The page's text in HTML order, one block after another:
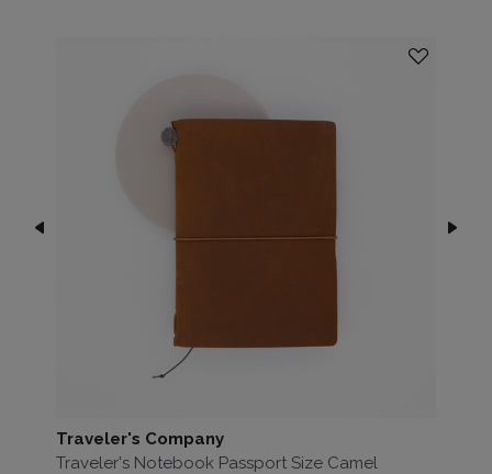
Traveler's Company
Traveler's Notebook Passport Size Camel